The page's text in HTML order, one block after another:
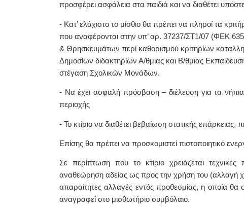
προσφέρει ασφάλεια στα παιδιά και να διαθέτει
- Κατ’ ελάχιστο το μίσθιο θα πρέπει να πληροί τα
που αναφέρονται στην υπ’ αρ. 37237/ΣΤ1/07 (ΦΕΚ
& Θρησκευμάτων περί καθορισμού κριτηρίων
Δημοσίων διδακτηρίων Α/θμιας και Β/θμιας
στέγαση Σχολικών Μονάδων.
- Να έχει ασφαλή πρόσβαση – διέλευση για τα νήπια
περιοχής
- Το κτίριο να διαθέτει βεβαίωση στατικής επάρκειας,
Επίσης θα πρέπει να προσκομιστεί πιστοποιητικό
Σε περίπτωση που το κτίριο χρειάζεται
αναθεώρηση αδείας ως προς την χρήση του (αλλαγή
απαραίτητες αλλαγές εντός προθεσμίας, η οποία θα
αναγραφεί στο μισθωτήριο συμβόλαιο.